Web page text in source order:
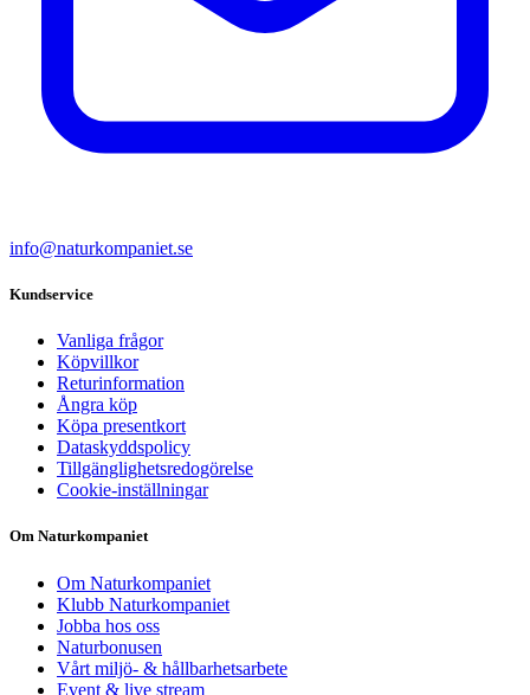
info@naturkompaniet.se
Kundservice
Vanliga frågor
Köpvillkor
Returinformation
Ångra köp
Köpa presentkort
Dataskyddspolicy
Tillgänglighetsredogörelse
Cookie-inställningar
Om Naturkompaniet
Om Naturkompaniet
Klubb Naturkompaniet
Jobba hos oss
Naturbonusen
Vårt miljö- & hållbarhetsarbete
Event & live stream